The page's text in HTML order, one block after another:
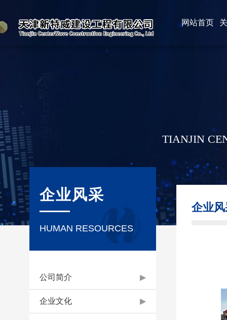
网站首页
TIANJIN
企业风采
HUMAN RESOURCES
公司简介 ▶
企业文化 ▶
企业